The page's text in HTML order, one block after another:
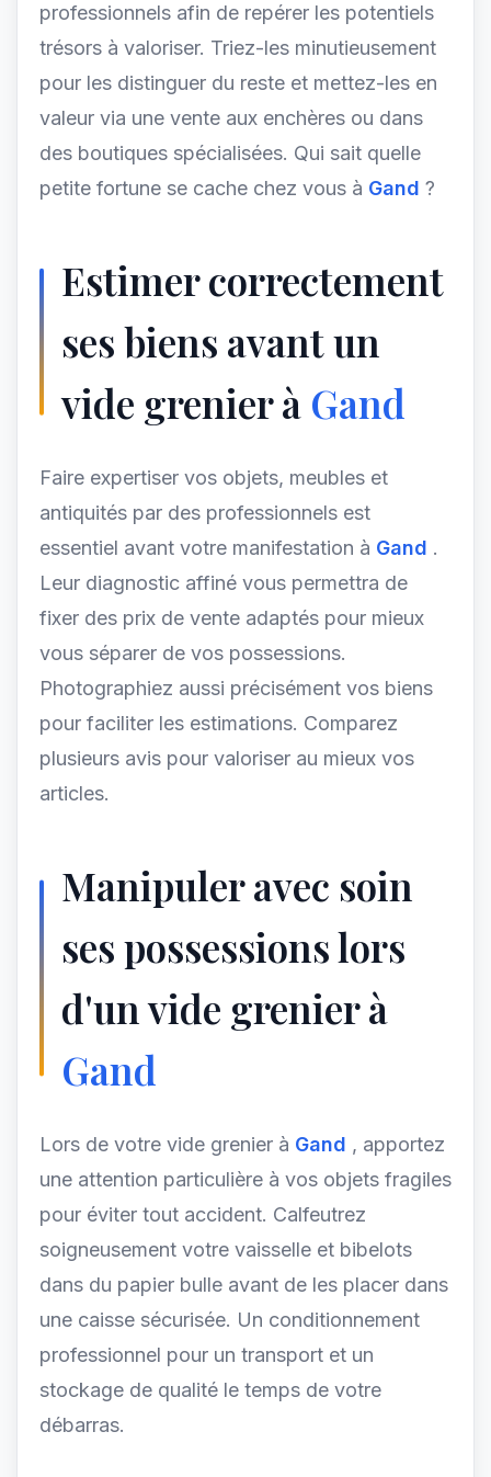
professionnels afin de repérer les potentiels
trésors à valoriser. Triez-les minutieusement
pour les distinguer du reste et mettez-les en
valeur via une vente aux enchères ou dans
des boutiques spécialisées. Qui sait quelle
petite fortune se cache chez vous à Gand ?
Estimer correctement
ses biens avant un
vide grenier à Gand
Faire expertiser vos objets, meubles et
antiquités par des professionnels est
essentiel avant votre manifestation à Gand .
Leur diagnostic affiné vous permettra de
fixer des prix de vente adaptés pour mieux
vous séparer de vos possessions.
Photographiez aussi précisément vos biens
pour faciliter les estimations. Comparez
plusieurs avis pour valoriser au mieux vos
articles.
Manipuler avec soin
ses possessions lors
d'un vide grenier à
Gand
Lors de votre vide grenier à Gand , apportez
une attention particulière à vos objets fragiles
pour éviter tout accident. Calfeutrez
soigneusement votre vaisselle et bibelots
dans du papier bulle avant de les placer dans
une caisse sécurisée. Un conditionnement
professionnel pour un transport et un
stockage de qualité le temps de votre
débarras.